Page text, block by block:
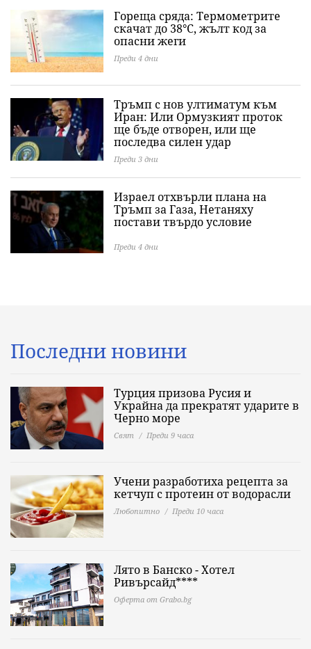
Гореща сряда: Термометрите
скачат до 38°C, жълт код за
опасни жеги
Преди 4 дни
Тръмп с нов ултиматум към
Иран: Или Ормузкият проток
ще бъде отворен, или ще
последва силен удар
Преди 3 дни
Израел отхвърли плана на
Тръмп за Газа, Нетаняху
постави твърдо условие
Преди 4 дни
Последни новини
Турция призова Русия и
Украйна да прекратят ударите в
Черно море
Свят Преди 9 часа
Учени разработиха рецепта за
кетчуп с протеин от водорасли
Любопитно Преди 10 часа
Лято в Банско - Хотел
Ривърсайд****
Оферта от Grabo.bg